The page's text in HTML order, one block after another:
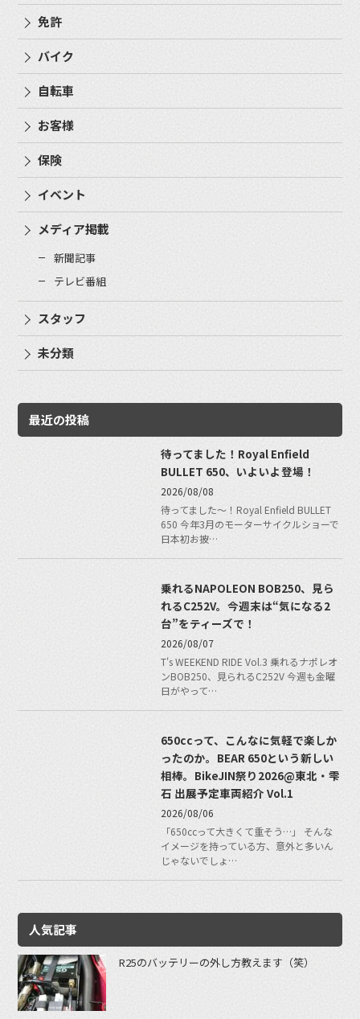
免許
バイク
自転車
お客様
保険
イベント
メディア掲載
新聞記事
テレビ番組
スタッフ
未分類
最近の投稿
待ってました！Royal Enfield
BULLET 650、いよいよ登場！
2026/08/08
待ってました〜！Royal Enfield BULLET
650 今年3月のモーターサイクルショーで
日本初お披…
乗れるNAPOLEON BOB250、見ら
れるC252V。今週末は“気になる2
台”をティーズで！
2026/08/07
T's WEEKEND RIDE Vol.3 乗れるナポレオ
ンBOB250、見られるC252V 今週も金曜
日がやって…
650ccって、こんなに気軽で楽しか
ったのか。BEAR 650という新しい
相棒。BikeJIN祭り2026@東北・雫
石 出展予定車両紹介 Vol.1
2026/08/06
「650ccって大きくて重そう…」 そんな
イメージを持っている方、意外と多いん
じゃないでしょ…
人気記事
R25のバッテリーの外し方教えます（笑）